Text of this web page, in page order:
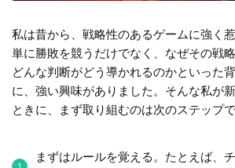
私は昔から、戦略性のあるゲームに強く
単に勝敗を競うだけでなく、なぜその戦
どんな判断がどう導かれるのかといった
に、強い興味がありました。そんな私が
ときに、まず取り組むのは次のステップで
まずはルールを覚える。たとえば、